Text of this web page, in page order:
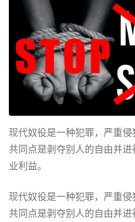
现代奴役是一种犯罪，严重
共同点是剥夺别人的自由并
业利益。
现代奴役是一种犯罪，严重
共同点是剥夺别人的自由并